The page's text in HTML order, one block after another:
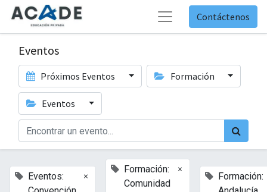
Contáctenos
Eventos
Próximos Eventos Formación
Eventos
Eventos:
×
Formación:
Comunidad
×
Formación: